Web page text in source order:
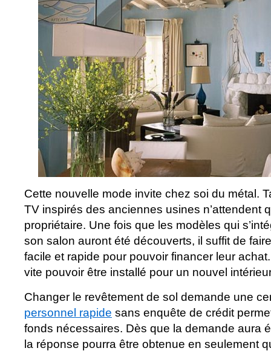
Cette nouvelle mode invite chez soi du métal.
TV inspirés des anciennes usines n’attendent
propriétaire. Une fois que les modèles qui
son salon auront été découverts, il suffit de
facile et rapide pour pouvoir financer leur
vite pouvoir être installé pour un nouvel
Changer le revêtement de sol demande une
personnel rapide sans enquête de crédit
fonds nécessaires. Dès que la demande aura
la réponse pourra être obtenue en seulement